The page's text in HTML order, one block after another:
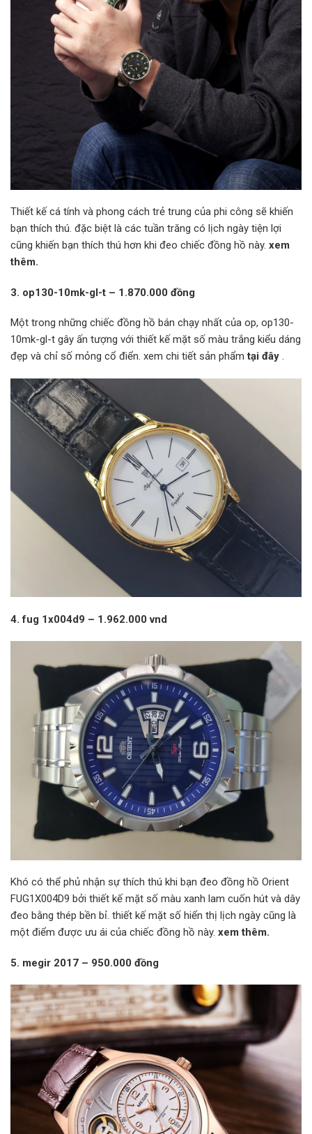
Thiết kế cá tính và phong cách trẻ trung của phi công sẽ khiến
bạn thích thú. đặc biệt là các tuần trăng có lịch ngày tiện lợi
cũng khiến bạn thích thú hơn khi đeo chiếc đồng hồ này. xem
thêm.
3. op130-10mk-gl-t – 1.870.000 đồng
Một trong những chiếc đồng hồ bán chạy nhất của op, op130-
10mk-gl-t gây ấn tượng với thiết kế mặt số màu trắng kiểu dáng
đẹp và chỉ số mỏng cổ điển. xem chi tiết sản phẩmtại đây .
4. fug 1x004d9 – 1.962.000 vnd
Khó có thể phủ nhận sự thích thú khi bạn đeo đồng hồ Orient
FUG1X004D9 bởi thiết kế mặt số màu xanh lam cuốn hút và dây
đeo bằng thép bền bỉ. thiết kế mặt số hiển thị lịch ngày cũng là
một điểm được ưu ái của chiếc đồng hồ này. xem thêm.
5. megir 2017 – 950.000 đồng